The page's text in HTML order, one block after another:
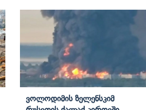
Ვოლოდიმის Ზელენსკიმ